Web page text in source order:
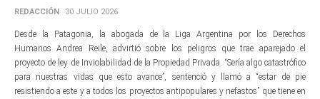
REDACCIÓN 30 JULIO 2026
Desde la Patagonia, la abogada de la Liga Argentina por los Derechos
Humanos Andrea Reile, advirtió sobre los peligros que trae aparejado el
proyecto de ley de Inviolabilidad de la Propiedad Privada. “Sería algo catastrófico
para nuestras vidas que esto avance”, sentenció y llamó a “estar de pie
resistiendo a este y a todos los proyectos antipopulares y nefastos” que tiene en